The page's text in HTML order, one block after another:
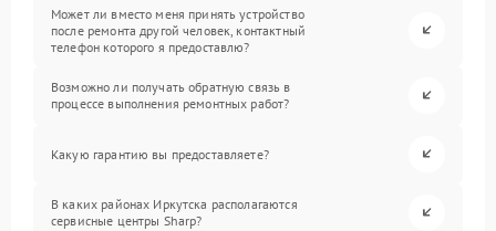
Может ли вместо меня принять устройство
после ремонта другой человек, контактный
телефон которого я предоставлю?
Возможно ли получать обратную связь в
процессе выполнения ремонтных работ?
Какую гарантию вы предоставляете?
В каких районах Иркутска располагаются
сервисные центры Sharp?